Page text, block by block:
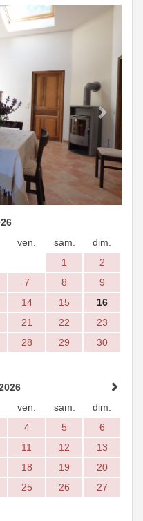
Next
ven. sam.
dim.
1
2
7 8
9
14 15
16
21 22
23
28 29
30
ven. sam.
dim.
4 5
6
11 12
13
18 19
20
25 26
27